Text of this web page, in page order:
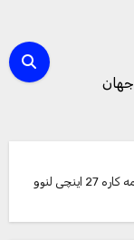
جهان
مشخصات – ویژگی ها و قیمت خرید کامپیوتر همه کاره 27 اینچی لنوو